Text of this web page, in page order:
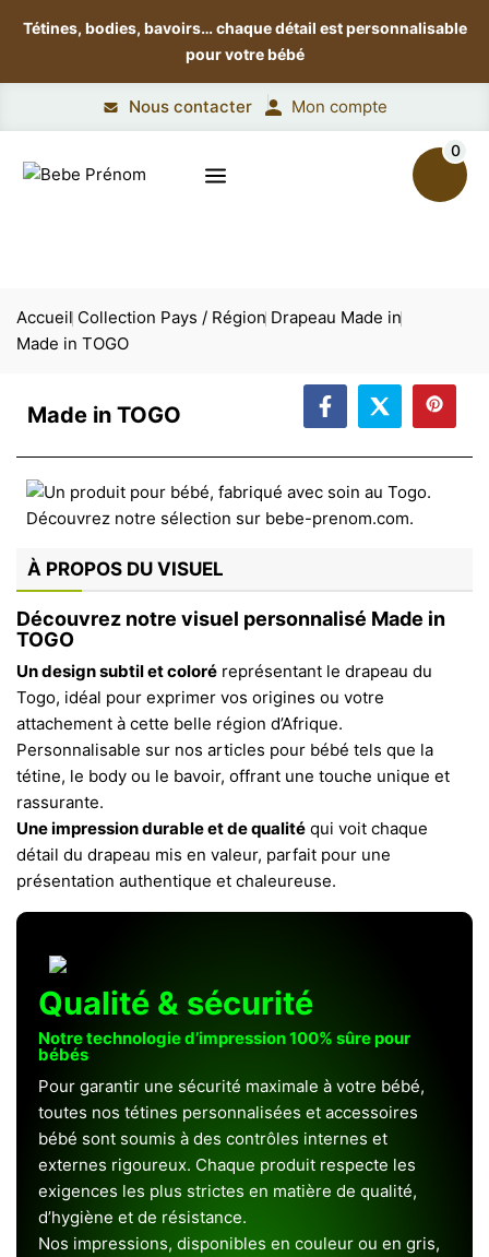
Tétines, bodies, bavoirs…chaque détail est personnalisable
pour votre bébé
Nous contacter Mon compte
0
Accueil Collection Pays / Région Drapeau Made in
Made in TOGO
Made in TOGO
À PROPOS DU VISUEL
Découvrez notre visuel personnalisé Made in
TOGO
Un design subtil et coloré représentant le drapeau du
Togo, idéal pour exprimer vos origines ou votre
attachement à cette belle région d’Afrique.
Personnalisable sur nos articles pour bébé tels que la
tétine, le body ou le bavoir, offrant une touche unique et
rassurante.
Une impression durable et de qualité qui voit chaque
détail du drapeau mis en valeur, parfait pour une
présentation authentique et chaleureuse.
Qualité & sécurité
Notre technologie d’impression 100% sûre pour
bébés
Pour garantir une sécurité maximale à votre bébé,
toutes nos tétines personnalisées et accessoires
bébé sont soumis à des contrôles internes et
externes rigoureux. Chaque produit respecte les
exigences les plus strictes en matière de qualité,
d’hygiène et de résistance.
Nos impressions, disponibles en couleur ou en gris,